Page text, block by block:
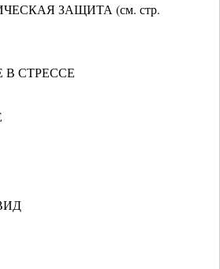
ЗАЩИТА (см. стр.
СТРЕССЕ